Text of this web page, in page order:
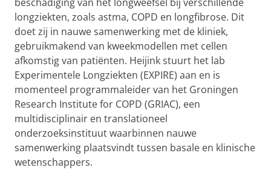
longziekten, zoals astma, COPD en longfibrose. Dit
doet zij in nauwe samenwerking met de kliniek,
gebruikmakend van kweekmodellen met cellen
afkomstig van patiënten. Heijink stuurt het lab
Experimentele Longziekten (EXPIRE) aan en is
momenteel programmaleider van het Groningen
Research Institute for COPD (GRIAC), een
multidisciplinair en translationeel
onderzoeksinstituut waarbinnen nauwe
samenwerking plaatsvindt tussen basale en klinische
wetenschappers.